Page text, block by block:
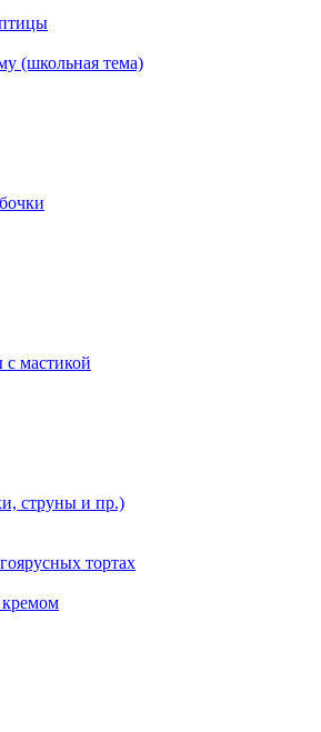
(школьная тема)
мастикой
струны и пр.)
тортах
кремом